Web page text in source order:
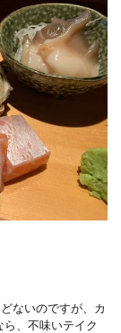
ないのですが、カ
、不味いテイク